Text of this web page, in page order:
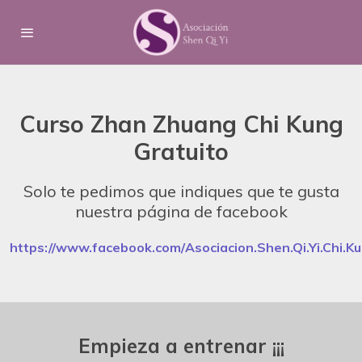
Curso Zhan Zhuang Chi Kung
Gratuito
Solo te pedimos que indiques que te gusta
nuestra página de facebook
https://www.facebook.com/
Empieza a entrenar ¡¡¡